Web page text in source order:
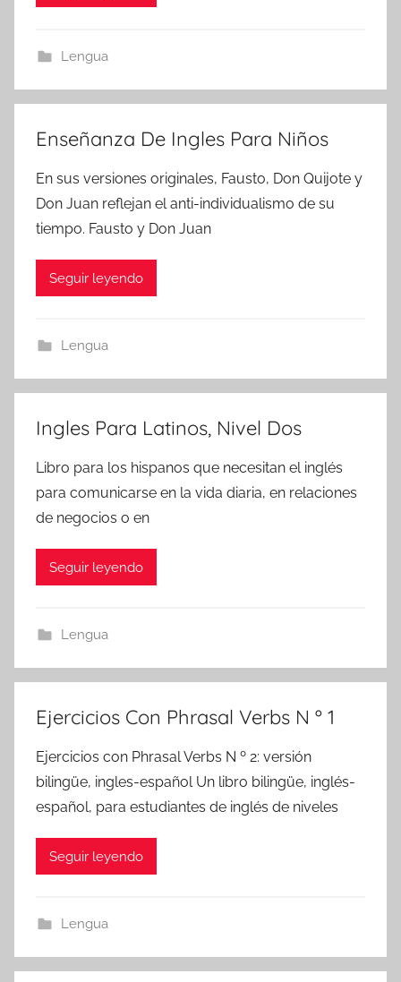
Lengua
Enseñanza De Ingles Para Niños
En sus versiones originales, Fausto, Don Quijote y
Don Juan reflejan el anti-individualismo de su
tiempo. Fausto y Don Juan
Seguir leyendo
Lengua
Ingles Para Latinos, Nivel Dos
Libro para los hispanos que necesitan el inglés
para comunicarse en la vida diaria, en relaciones
de negocios o en
Seguir leyendo
Lengua
Ejercicios Con Phrasal Verbs N º 1
Ejercicios con Phrasal Verbs N º 2: versión
bilingüe, ingles-español Un libro bilingüe, inglés-
español, para estudiantes de inglés de niveles
Seguir leyendo
Lengua